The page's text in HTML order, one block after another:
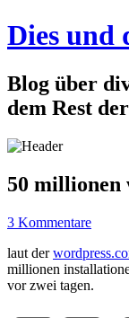
Dies und
Blog über
dem Rest
50 millionen
3 Kommentare
laut der
millionen
vor zwei tagen.